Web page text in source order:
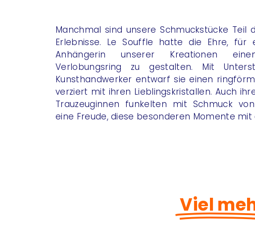
Manchmal sind unsere Schmuckstücke Teil
Erlebnisse. Le Souffle hatte die Ehre, für
Anhängerin unserer Kreationen
Verlobungsring zu gestalten. Mit
Kunsthandwerker entwarf sie einen
verziert mit ihren Lieblingskristallen. Auch
Trauzeuginnen funkelten mit Schmuck
eine Freude, diese besonderen Momente mit
Viel